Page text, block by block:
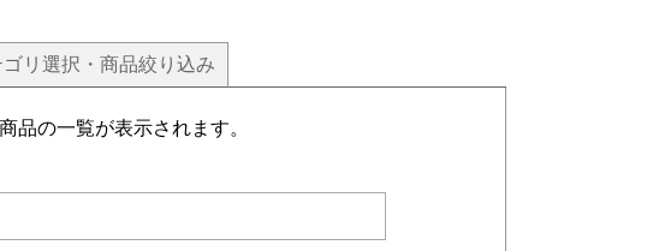
ゴリ選択・商品絞り込み
品の一覧が表示されます。